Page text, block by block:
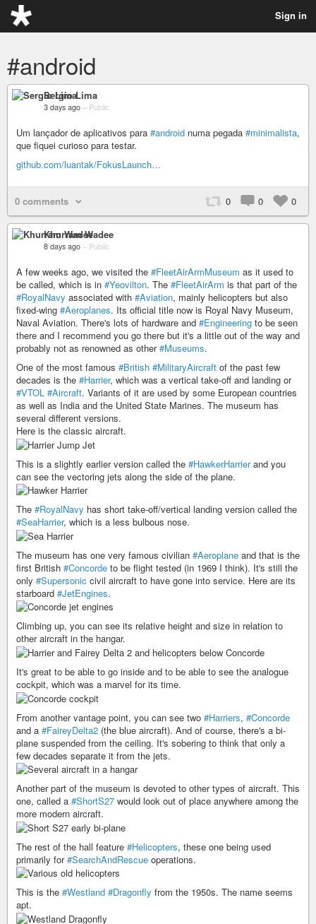
Sign in
#android
Sergio Lima
3 days ago – Public
Um lançador de aplicativos para #android numa pegada #minimalista,
que fiquei curioso para testar.
github.com/luantak/FokusLaunch…
0 comments 0 0 0
Khurram Wadee
8 days ago – Public
A few weeks ago, we visited the #FleetAirArmMuseum as it used to
be called, which is in #Yeovilton. The #FleetAirArm is that part of the
#RoyalNavy associated with #Aviation, mainly helicopters but also
fixed-wing #Aeroplanes. Its official title now is Royal Navy Museum,
Naval Aviation. There's lots of hardware and #Engineering to be seen
there and I recommend you go there but it's a little out of the way and
probably not as renowned as other#Museums.
One of the most famous #British #MilitaryAircraft of the past few
decades is the #Harrier, which was a vertical take-off and landing or
#VTOL #Aircraft. Variants of it are used by some European countries
as well as India and the United State Marines. The museum has
several different versions.
Here is the classic aircraft.
This is a slightly earlier version called the #HawkerHarrierand you
can see the vectoring jets along the side of the plane.
The #RoyalNavy has short take-off/vertical landing version called the
#SeaHarrier, which is a less bulbous nose.
The museum has one very famous civilian #Aeroplane and that is the
first British #Concorde to be flight tested (in 1969 I think). It's still the
only #Supersonic civil aircraft to have gone into service. Here are its
starboard #JetEngines.
Climbing up, you can see its relative height and size in relation to
other aircraft in the hangar.
It's great to be able to go inside and to be able to see the analogue
cockpit, which was a marvel for its time.
From another vantage point, you can see two #Harriers, #Concorde
and a #FaireyDelta2 (the blue aircraft). And of course, there's a bi-
plane suspended from the ceiling. It's sobering to think that only a
few decades separate it from the jets.
Another part of the museum is devoted to other types of aircraft. This
one, called a #ShortS27 would look out of place anywhere among the
more modern aircraft.
The rest of the hall feature #Helicopters, these one being used
primarily for#SearchAndRescue operations.
This is the #Westland #Dragonfly from the 1950s. The name seems
apt.